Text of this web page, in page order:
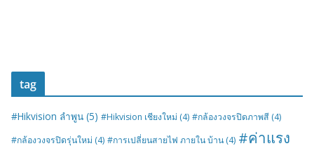
tag
#Hikvision ลำพูน (5) #Hikvision เชียงใหม่ (4) #กล้องวงจรปิดภาพสี (4)
#กล้องวงจรปิดรุ่นใหม่ (4) #การเปลี่ยนสายไฟ ภายใน บ้าน (4) #ค่าแรง